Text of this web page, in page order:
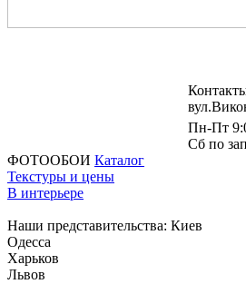
Пн-Пт
Сб по
ФОТООБОИ Каталог
Текстуры и цены
В интерьере
Наши представительства: Киев
Одесса
Харьков
Львов